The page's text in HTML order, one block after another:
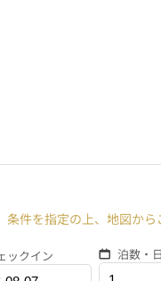
条件を指定の上、地図か
ックイン 泊数・